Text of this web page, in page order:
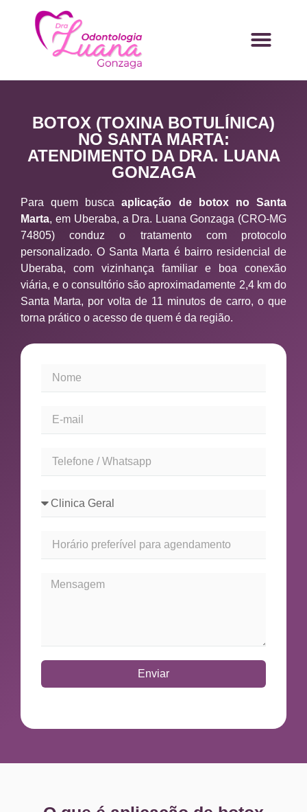
BOTOX (TOXINA BOTULÍNICA)
NO SANTA MARTA:
ATENDIMENTO DA DRA. LUANA
GONZAGA
Para quem buscaaplicação de botox no Santa
Marta, em Uberaba, a Dra. Luana Gonzaga (CRO-MG
74805) conduz o tratamento com protocolo
personalizado. O Santa Marta é bairro residencial de
Uberaba, com vizinhança familiar e boa conexão
viária, e o consultório são aproximadamente 2,4 km do
Santa Marta, por volta de 11 minutos de carro, o que
torna prático o acesso de quem é da região.
Enviar